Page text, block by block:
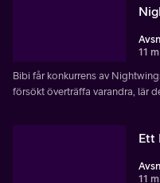
11
Bibi får konkurrens av
försökt överträffa varandra, lär
Ett
11